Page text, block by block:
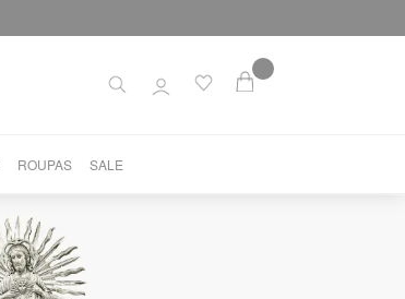
ROUPAS SALE